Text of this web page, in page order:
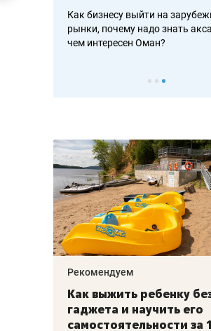
Как бизнесу выйти на
рынки, почему надо знать
чем интересен Оман?
–
Рекомендуем
Как выжить ребенку
гаджета и научить его
самостоятельности за